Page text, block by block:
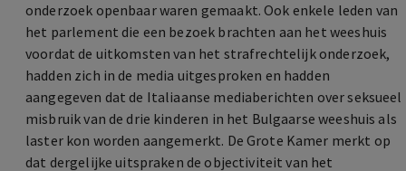
onderzoek openbaar waren gemaakt. Ook enkele leden van
het parlement die een bezoek brachten aan het weeshuis
voordat de uitkomsten van het strafrechtelijk onderzoek,
hadden zich in de media uitgesproken en hadden
aangegeven dat de Italiaanse mediaberichten over seksueel
misbruik van de drie kinderen in het Bulgaarse weeshuis als
laster kon worden aangemerkt. De Grote Kamer merkt op
dat dergelijke uitspraken de objectiviteit van het